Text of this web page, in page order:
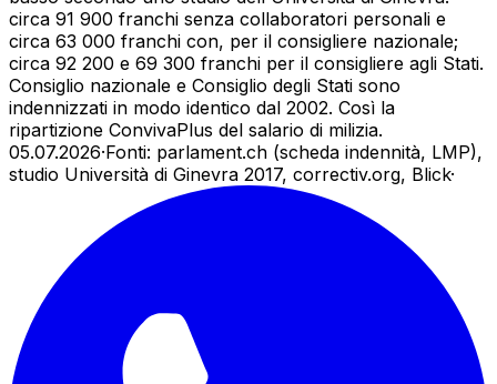
circa 91 900 franchi senza collaboratori personali e
circa 63 000 franchi con, per il consigliere nazionale;
circa 92 200 e 69 300 franchi per il consigliere agli Stati.
Consiglio nazionale e Consiglio degli Stati sono
indennizzati in modo identico dal 2002. Così la
ripartizione ConvivaPlus del salario di milizia.
05.07.2026·Fonti: parlament.ch (scheda indennità, LMP),
studio Università di Ginevra 2017, correctiv.org, Blick·